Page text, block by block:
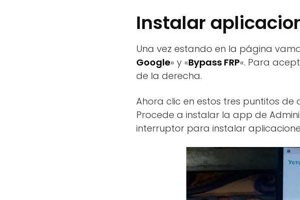
Instalar
Una vez estando en la página
Google» y «Bypass FRP«. Para
de la derecha.
Ahora clic en estos tres puntitos
Procede a instalar la app de
interruptor para instalar